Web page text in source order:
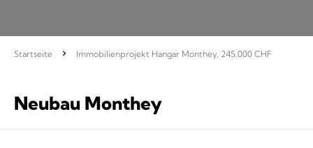
Startseite Immobilienprojekt Hangar Monthey, 245.000 CHF
Neubau Monthey